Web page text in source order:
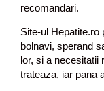
recomandari.
Site-ul
bolnavi, sperand
lor, si a necesitatii
trateaza, iar pana